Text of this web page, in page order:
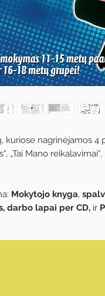
kuriose nagrinėjamos 4
„Tai Mano
Mokytojo knyga,
darbo lapai per CD, ir